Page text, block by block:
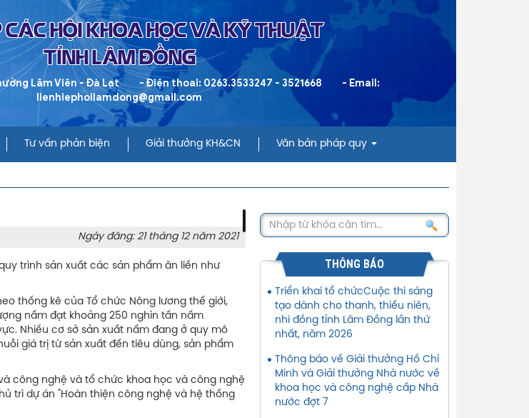
CÁC HỘI KHOA HỌC VÀ KỸ THUẬT
TỈNH LÂM ĐỒNG
Lâm Viên - Đà Lạt - Điện thoai: 0263.3533247 - 3521668
- Email:
lienhiephoilamdong@gmail.com
Tư vấn phản biện Giải thưởng KH&CN Văn bản pháp quy
Ngày đăng: 21 tháng 12 năm 2021
trình sản xuất các sản phẩm ăn liền như
thống kê của Tổ chức Nông lương thế giới,
nấm đạt khoảng 250 nghìn tấn nấm
Nhiều cơ sở sản xuất nấm đang ở quy mô
giá trị từ sản xuất đến tiêu dùng, sản phẩm
công nghệ và tổ chức khoa học và công nghệ
trì dự án "Hoàn thiện công nghệ và hệ thống
THÔNG BÁO
Triển khai tổ chứcCuộc thi sáng
tạo dành cho thanh, thiếu niên,
nhi đồng tỉnh Lâm Đồng lần thứ
nhất, năm 2026
Thông báo về Giải thưởng Hồ Chí
Minh và Giải thưởng Nhà nước về
khoa học và công nghệ cấp Nhà
nước đợt 7